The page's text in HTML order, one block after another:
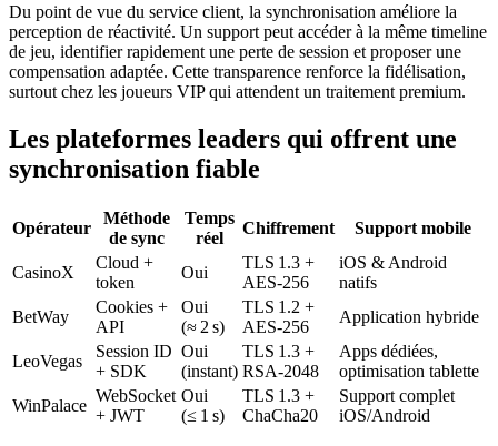
Du point de vue du service client, la synchronisation améliore la
perception de réactivité. Un support peut accéder à la même timeline
de jeu, identifier rapidement une perte de session et proposer une
compensation adaptée. Cette transparence renforce la fidélisation,
surtout chez les joueurs VIP qui attendent un traitement premium.
Les plateformes leaders qui offrent une
synchronisation fiable
Opérateur
Méthode
de sync
Temps
réel
Chiffrement Support mobile
CasinoX
Cloud +
token
Oui
TLS 1.3 +
AES‑256
iOS & Android
natifs
BetWay
Cookies +
API
Oui
(≈ 2 s)
TLS 1.2 +
AES‑256
Application hybride
LeoVegas
Session ID
+ SDK
Oui
(instant)
TLS 1.3 +
RSA‑2048
Apps dédiées,
optimisation tablette
WinPalace
WebSocket
+ JWT
Oui
(≤ 1 s)
TLS 1.3 +
ChaCha20
Support complet
iOS/Android